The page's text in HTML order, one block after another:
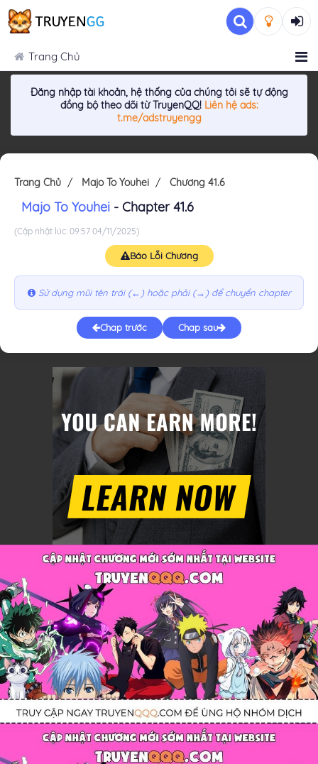
Trang Chủ
Đăng nhập tài khoản, hệ thống của chúng tôi sẽ tự động
đồng bộ theo dõi từ TruyenQQ! Liên hệ ads:
t.me/adstruyengg
Trang Chủ Majo To Youhei Chương 41.6
Majo To Youhei - Chapter 41.6
(Cập nhật lúc: 09:57 04/11/2025)
Báo Lỗi Chương
Sử dụng mũi tên trái (←) hoặc phải (→) để chuyển chapter
Chap trước Chap sau